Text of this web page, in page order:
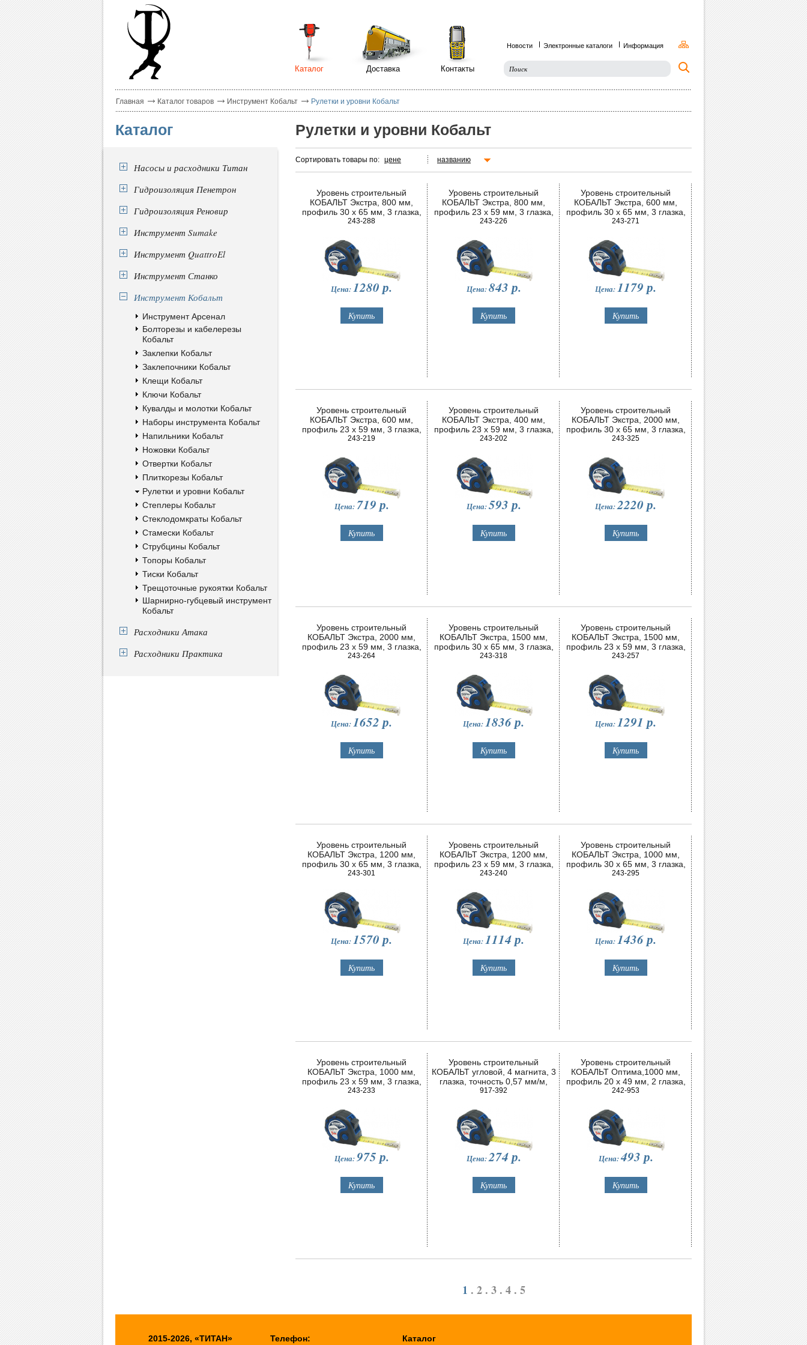
Каталог Доставка Контакты
Новости Электронные каталоги Информация
Главная Каталог товаров Инструмент Кобальт Рулетки и уровни Кобальт
Каталог
Насосы и расходники Титан
Гидроизоляция Пенетрон
Гидроизоляция Реновир
Инструмент Sumake
Инструмент QuattroEl
Инструмент Станко
Инструмент Кобальт
Инструмент Арсенал
Болторезы и кабелерезы
Кобальт
Заклепки Кобальт
Заклепочники Кобальт
Клещи Кобальт
Ключи Кобальт
Кувалды и молотки Кобальт
Наборы инструмента Кобальт
Напильники Кобальт
Ножовки Кобальт
Отвертки Кобальт
Плиткорезы Кобальт
Рулетки и уровни Кобальт
Степлеры Кобальт
Стеклодомкраты Кобальт
Стамески Кобальт
Струбцины Кобальт
Топоры Кобальт
Тиски Кобальт
Трещоточные рукоятки Кобальт
Шарнирно-губцевый инструмент
Кобальт
Расходники Атака
Расходники Практика
Рулетки и уровни Кобальт
Сортировать товары по: цене названию
Уровень строительный
КОБАЛЬТ Экстра, 800 мм,
профиль 30 x 65 мм, 3 глазка,
2 ручки, V-паз, точность 0,5 мм/
243-288
Цена:1280 р.
Уровень строительный
КОБАЛЬТ Экстра, 800 мм,
профиль 23 x 59 мм, 3 глазка,
точность 0,5 мм/м
243-226
Цена:843 р.
Уровень строительный
КОБАЛЬТ Экстра, 600 мм,
профиль 30 x 65 мм, 3 глазка,
2 ручки, V-паз, точность 0,5 мм/
243-271
Цена:1179 р.
Уровень строительный
КОБАЛЬТ Экстра, 600 мм,
профиль 23 x 59 мм, 3 глазка,
точность 0,5 мм/м
243-219
Цена: 719 р.
Уровень строительный
КОБАЛЬТ Экстра, 400 мм,
профиль 23 x 59 мм, 3 глазка,
точность 0,5 мм/м
243-202
Цена:593 р.
Уровень строительный
КОБАЛЬТ Экстра, 2000 мм,
профиль 30 x 65 мм, 3 глазка,
2 ручки, V-паз, точность 0,5 мм/
243-325
Цена:2220 р.
Уровень строительный
КОБАЛЬТ Экстра, 2000 мм,
профиль 23 x 59 мм, 3 глазка,
точность 0,5 мм/м
243-264
Цена:1652 р.
Уровень строительный
КОБАЛЬТ Экстра, 1500 мм,
профиль 30 x 65 мм, 3 глазка,
2 ручки, V-паз, точность 0,5 мм/
243-318
Цена:1836р.
Уровень строительный
КОБАЛЬТ Экстра, 1500 мм,
профиль 23 x 59 мм, 3 глазка,
точность 0,5 мм/м
243-257
Цена:1291 р.
Уровень строительный
КОБАЛЬТ Экстра, 1200 мм,
профиль 30 x 65 мм, 3 глазка,
2 ручки, V-паз, точность 0,5 мм/
243-301
Цена:1570 р.
Уровень строительный
КОБАЛЬТ Экстра, 1200 мм,
профиль 23 x 59 мм, 3 глазка,
точность 0,5 мм/м
243-240
Цена:1114р.
Уровень строительный
КОБАЛЬТ Экстра, 1000 мм,
профиль 30 x 65 мм, 3 глазка,
2 ручки, V-паз, точность 0,5 мм/
243-295
Цена:1436р.
Уровень строительный
КОБАЛЬТ Экстра, 1000 мм,
профиль 23 x 59 мм, 3 глазка,
точность 0,5 мм/м
243-233
Цена:975 р.
Уровень строительный
КОБАЛЬТ угловой, 4 магнита, 3
глазка, точность 0,57 мм/м,
пластиковый
917-392
Цена:274р.
Уровень строительный
КОБАЛЬТ Оптима,1000 мм,
профиль 20 x 49 мм, 2 глазка,
точность 1,0 мм/м
242-953
Цена:493 р.
1 . 2. 3. 4. 5
2015-2026, «ТИТАН» Телефон: Каталог